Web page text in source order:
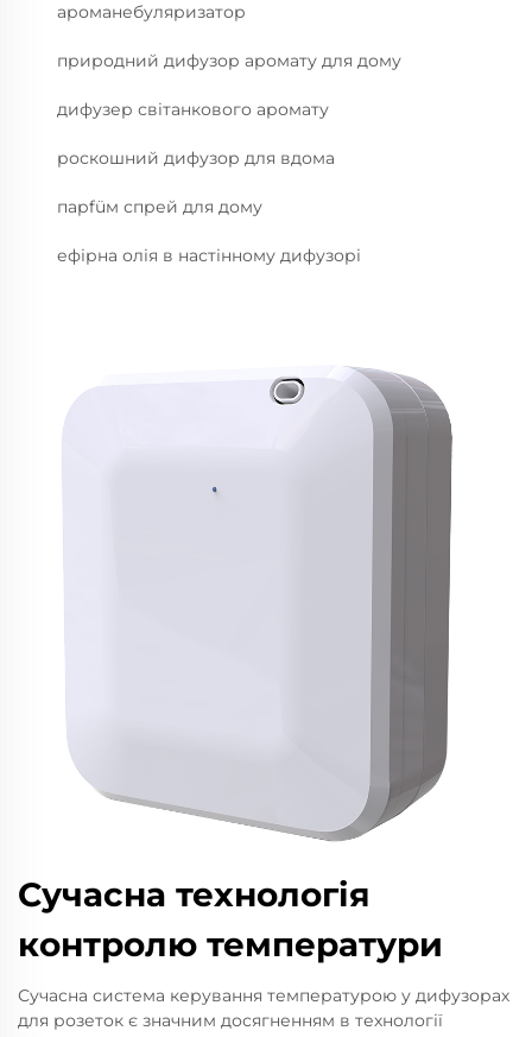
ароманебуляризатор
природний дифузор аромату для дому
дифузер світанкового аромату
роскошний дифузор для вдома
парfüм спрей для дому
ефірна олія в настінному дифузорі
Сучасна технологія
контролю температури
Сучасна система керування температурою у дифузорах
для розеток є значним досягненням в технології